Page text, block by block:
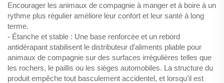
Encourager les animaux de compagnie à manger et à boire à un
rythme plus régulier améliore leur confort et leur santé à long
terme.
- Étanche et stable : Une base renforcée et un rebord
antidérapant stabilisent le distributeur d’aliments pliable pour
animaux de compagnie sur des surfaces irrégulières telles que
les rochers, le paillis ou les sièges automobiles. La structure du
produit empêche tout basculement accidentel, et lorsqu’il est